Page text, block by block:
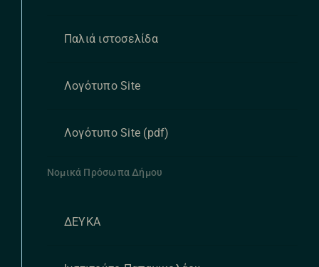
Παλιά ιστοσελίδα
Λογότυπο Site
Λογότυπο Site (pdf)
Νομικά Πρόσωπα Δήμου
ΔΕΥΚΑ